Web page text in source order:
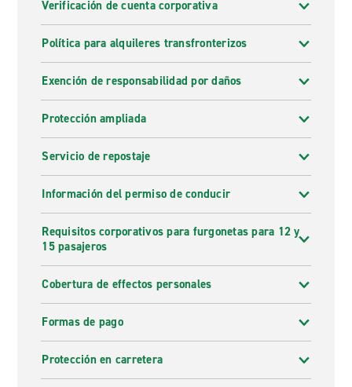
Verificación de cuenta corporativa
Política para alquileres transfronterizos
Exención de responsabilidad por daños
Protección ampliada
Servicio de repostaje
Información del permiso de conducir
Requisitos corporativos para furgonetas para 12 y
15 pasajeros
Cobertura de effectos personales
Formas de pago
Protección en carretera